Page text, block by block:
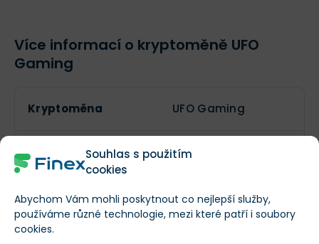
Souhlas s použitím
cookies
Abychom Vám mohli poskytnout co nejlepší služby,
používáme různé technologie, mezi které patří i soubory
cookies.
Více informací o kryptoměně UFO
Gaming
Kryptoměna UFO Gaming
Symbol UFO
Lze těžit?